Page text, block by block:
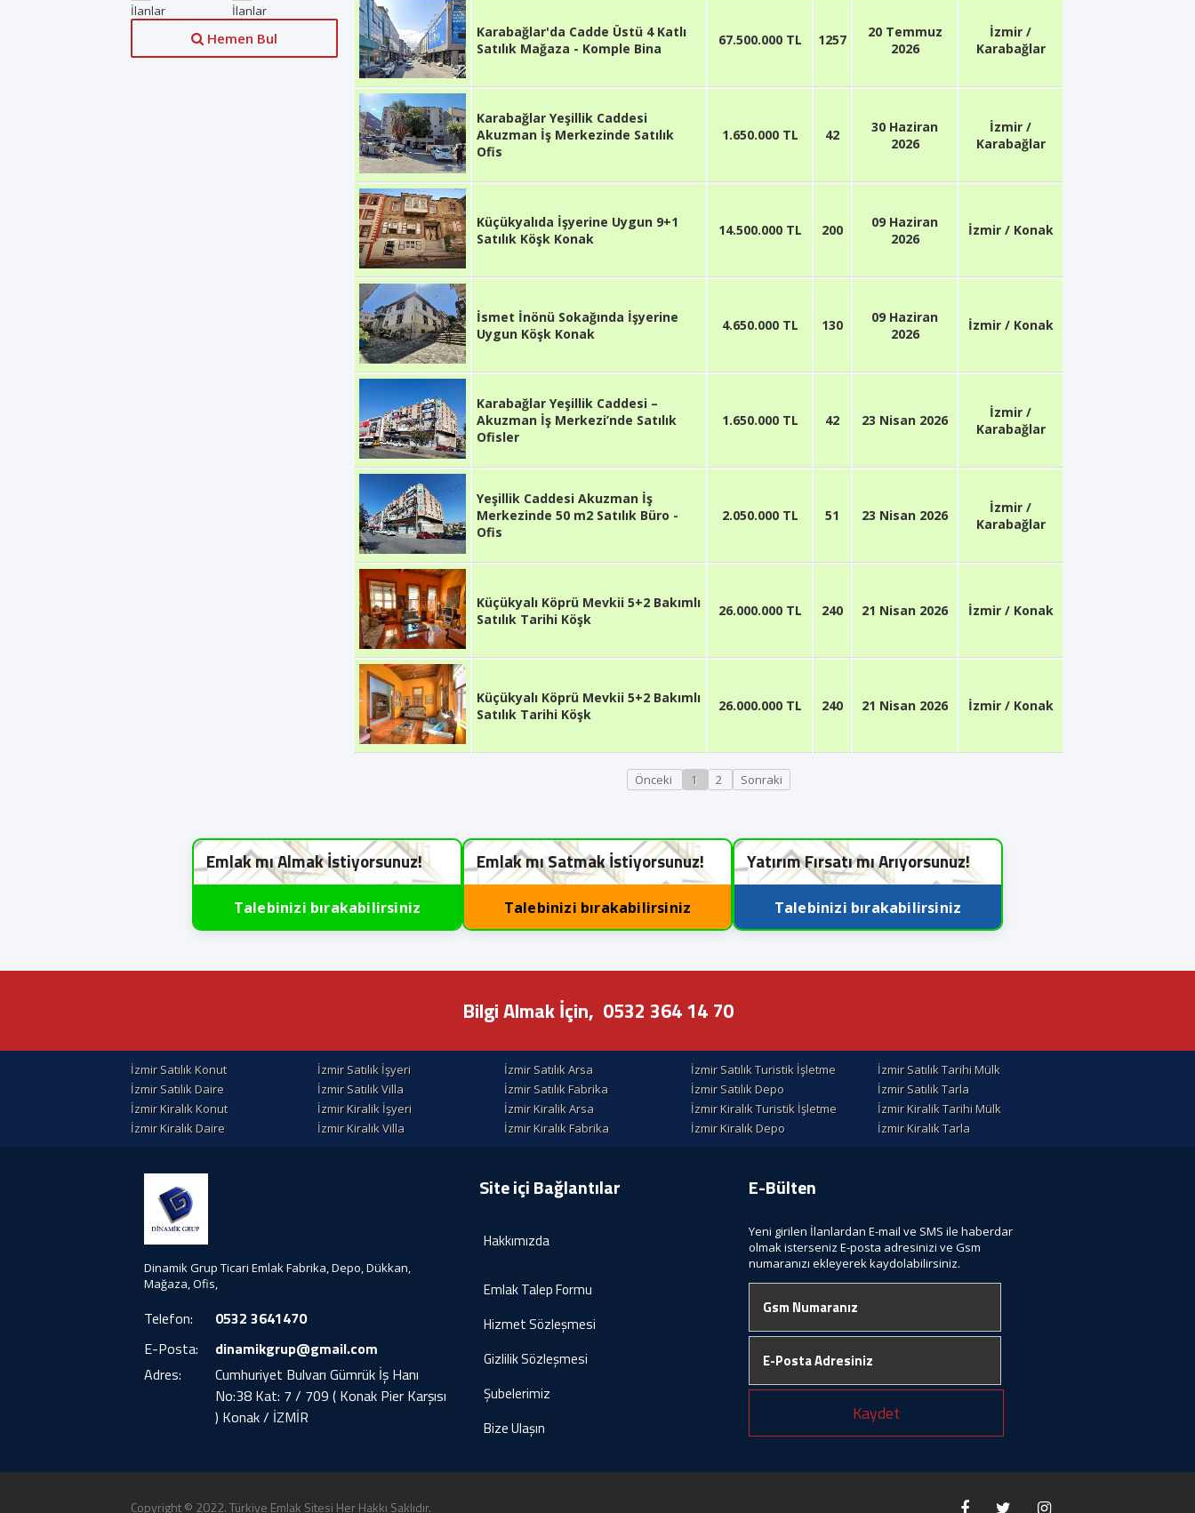
Karabağlar'da Cadde Üstü 4 Katlı
Satılık Mağaza - Komple Bina
67.500.000 TL 1257
20 Temmuz
2026
İzmir /
Karabağlar
Karabağlar Yeşillik Caddesi
Akuzman İş Merkezinde Satılık
Ofis
1.650.000 TL 42
30 Haziran
2026
İzmir /
Karabağlar
Küçükyalıda İşyerine Uygun 9+1
Satılık Köşk Konak
14.500.000 TL 200
09 Haziran
2026
İzmir / Konak
İsmet İnönü Sokağında İşyerine
Uygun Köşk Konak
4.650.000 TL 130
09 Haziran
2026
İzmir / Konak
Karabağlar Yeşillik Caddesi –
Akuzman İş Merkezi’nde Satılık
Ofisler
1.650.000 TL 42 23 Nisan 2026
İzmir /
Karabağlar
Yeşillik Caddesi Akuzman İş
Merkezinde 50 m2 Satılık Büro -
Ofis
2.050.000 TL 51 23 Nisan 2026
İzmir /
Karabağlar
Küçükyalı Köprü Mevkii 5+2 Bakımlı
Satılık Tarihi Köşk
26.000.000 TL 240 21 Nisan 2026 İzmir / Konak
Küçükyalı Köprü Mevkii 5+2 Bakımlı
Satılık Tarihi Köşk
26.000.000 TL 240 21 Nisan 2026 İzmir / Konak
Önceki 1 2 Sonraki
İlanlar
İlanlar
Hemen Bul
Emlak mı Almak İstiyorsunuz!
Talebinizi bırakabilirsiniz
Emlak mı Satmak İstiyorsunuz!
Talebinizi bırakabilirsiniz
Yatırım Fırsatı mı Arıyorsunuz!
Talebinizi bırakabilirsiniz
Bilgi Almak İçin, 0532 364 14 70
İzmir Satılık Konut İzmir Satılık İşyeri İzmir Satılık Arsa İzmir Satılık Turistik İşletme
İzmir Satılık Tarihi Mülk
İzmir Satılık Daire
İzmir Satılık Villa İzmir Satılık Fabrika İzmir Satılık Depo
İzmir Satılık Tarla
İzmir Kiralık Konut
İzmir Kiralik İşyeri İzmir Kiralik Arsa İzmir Kiralık Turistik İşletme
İzmir Kiralik Tarihi Mülk
İzmir Kiralık Daire
İzmir Kiralık Villa İzmir Kiralık Fabrika İzmir Kiralık Depo İzmir Kiralık Tarla
Dinamik Grup Ticari Emlak Fabrika, Depo, Dükkan,
Mağaza, Ofis,
Telefon:
0532 3641470
E-Posta:
dinamikgrup@gmail.com
Adres:
Cumhuriyet Bulvarı Gümrük İş Hanı
No:38 Kat: 7 / 709 ( Konak Pier Karşısı
) Konak / İZMİR
Site içi Bağlantılar
Hakkımızda
Emlak Talep Formu
Hizmet Sözleşmesi
Gizlilik Sözleşmesi
Şubelerimiz
Bize Ulaşın
E-Bülten
Yeni girilen İlanlardan E-mail ve SMS ile haberdar
olmak isterseniz E-posta adresinizi ve Gsm
numaranızı ekleyerek kaydolabilirsiniz.
Kaydet
Copyright © 2022. Türkiye Emlak Sitesi Her Hakkı Saklıdır.